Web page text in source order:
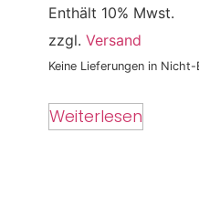
Enthält 10% Mwst.
zzgl. Versand
Keine Lieferungen in
Weiterlesen